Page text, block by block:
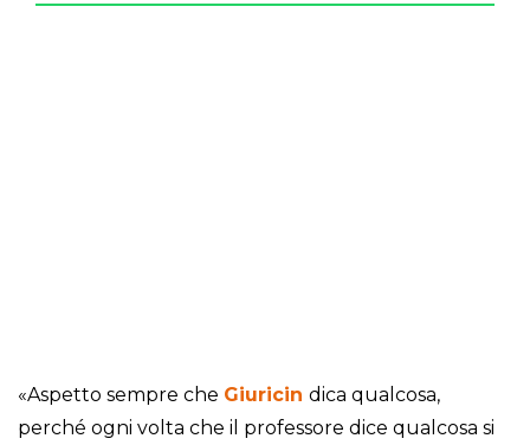
«Aspetto sempre che Giuricin dica qualcosa,
perché ogni volta che il professore dice qualcosa si